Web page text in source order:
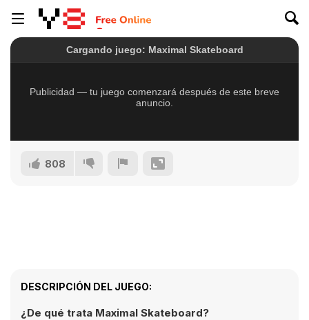
808
DESCRIPCIÓN DEL JUEGO:
¿De qué trata Maximal Skateboard?